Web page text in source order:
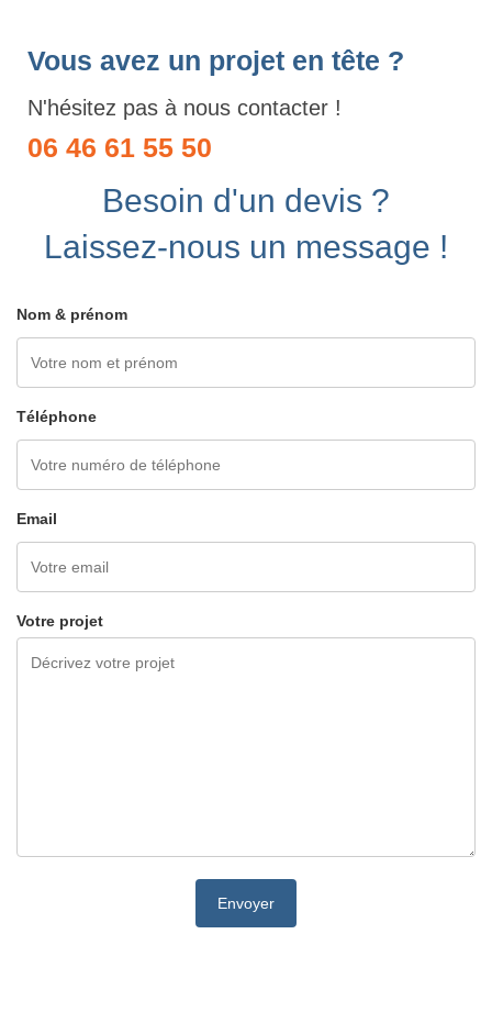
Vous avez un projet en tête ?
N'hésitez pas à nous contacter !
06 46 61 55 50
Besoin d'un devis ?
Laissez-nous un message !
Nom & prénom
Téléphone
Email
Votre projet